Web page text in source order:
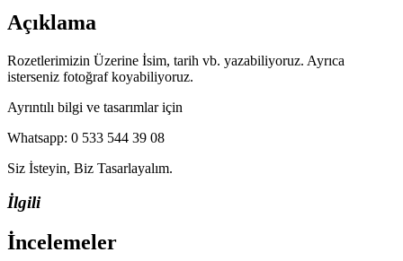
Açıklama
Rozetlerimizin Üzerine İsim, tarih vb. yazabiliyoruz. Ayrıca
isterseniz fotoğraf koyabiliyoruz.
Ayrıntılı bilgi ve tasarımlar için
Whatsapp: 0 533 544 39 08
Siz İsteyin, Biz Tasarlayalım.
İlgili
İncelemeler